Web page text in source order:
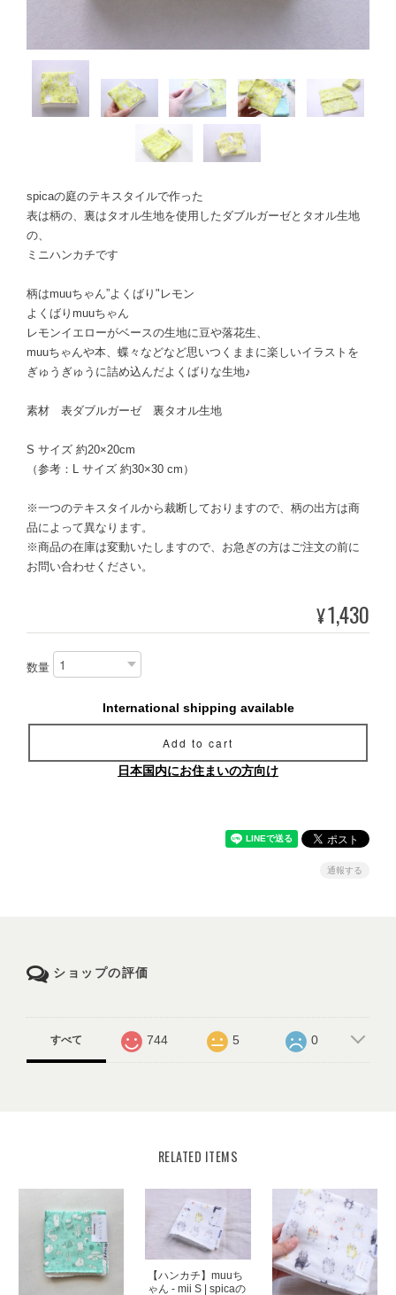
spicaの庭のテキスタイルで作った
表は柄の、裏はタオル生地を使用したダブルガーゼとタオル生地
の、
ミニハンカチです
柄はmuuちゃん”よくばり"レモン
よくばりmuuちゃん
レモンイエローがベースの生地に豆や落花生、
muuちゃんや本、蝶々などなど思いつくままに楽しいイラストを
ぎゅうぎゅうに詰め込んだよくばりな生地♪
素材 表ダブルガーゼ 裏タオル生地
S サイズ 約20×20cm
（参考：L サイズ 約30×30 cm）
※一つのテキスタイルから裁断しておりますので、柄の出方は商
品によって異なります。
※商品の在庫は変動いたしますので、お急ぎの方はご注文の前に
お問い合わせください。
¥1,430
数量
International shipping available
Add to cart
日本国内にお住まいの方向け
通報する
ショップの評価
すべて 744 5 0
RELATED ITEMS
【ハンカチ】muuち
ゃん - mii S | spicaの